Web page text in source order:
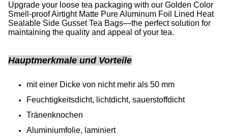
Upgrade your loose tea packaging with our Golden Color
Smell-proof Airtight Matte Pure Aluminum Foil Lined Heat
Sealable Side Gusset Tea Bags—the perfect solution for
maintaining the quality and appeal of your tea.
Hauptmerkmale und Vorteile
mit einer Dicke von nicht mehr als 50 mm
Feuchtigkeitsdicht, lichtdicht, sauerstoffdicht
Tränenknochen
Aluminiumfolie, laminiert